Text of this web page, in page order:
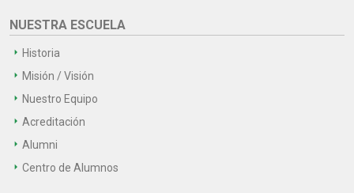
NUESTRA ESCUELA
Historia
Misión / Visión
Nuestro Equipo
Acreditación
Alumni
Centro de Alumnos